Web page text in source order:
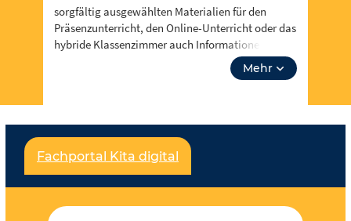
sorgfältig ausgewählten Materialien für den
Präsenzunterricht, den Online-Unterricht oder das
hybride Klassenzimmer auch Informationen zu
Events, Fortbidungsangeboten und zum Neusten
aus Orientierungsrahmen Kita digital. Über
Materialien finden. Lass dich inspirieren!
Für jeden und jede ist etwas dabei und es soll
noch viel mehr werden – dafür brauchen wir deine
Unterstützung,werde Teil der Community! Du
kannst in Redaktionen mitarbeiten und eigene
Mehr
Fachportal Kita digital